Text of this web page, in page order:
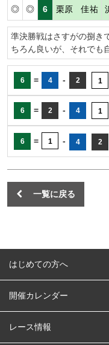
◎ ◎ 6 栗原 佳祐
準決勝戦はさすがの捌き
ちろん良いが、それでも
6 = 4 - 2 1
6 = 2 - 4 1
6 = 1 - 4 2
一覧に戻る
はじめての方へ
はじめての方へ
開催カレンダー
競輪
レース情報